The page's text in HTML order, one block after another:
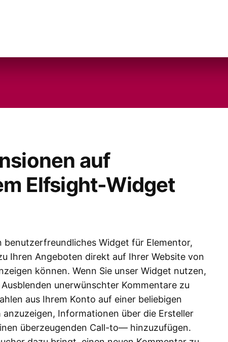
auf
Elfsight-Widget
benutzerfreundliches Widget für Elementor,
Ihren Angeboten direkt auf Ihrer Website von
können. Wenn Sie unser Widget nutzen,
unerwünschter Kommentare zu
aus Ihrem Konto auf einer beliebigen
Informationen über die Ersteller
überzeugenden Call-to— hinzuzufügen.